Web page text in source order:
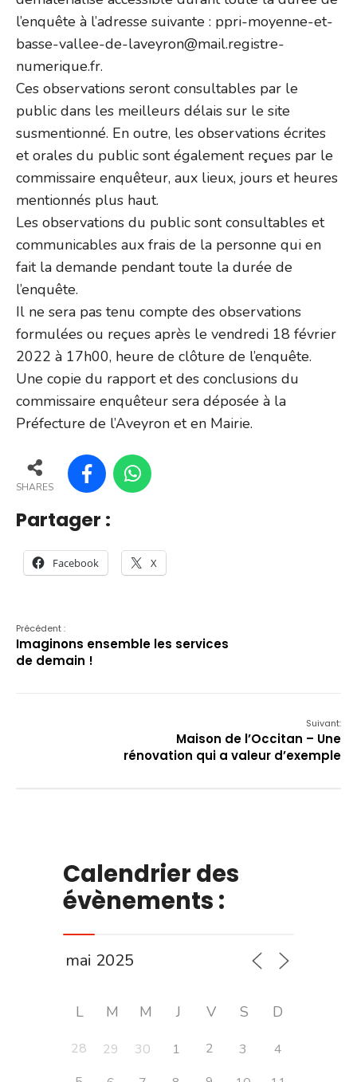
l’enquête à l’adresse suivante : ppri-moyenne-et-
basse-vallee-de-laveyron@mail.registre-
numerique.fr.
Ces observations seront consultables par le
public dans les meilleurs délais sur le site
susmentionné. En outre, les observations écrites
et orales du public sont également reçues par le
commissaire enquêteur, aux lieux, jours et heures
mentionnés plus haut.
Les observations du public sont consultables et
communicables aux frais de la personne qui en
fait la demande pendant toute la durée de
l’enquête.
Il ne sera pas tenu compte des observations
formulées ou reçues après le vendredi 18 février
2022 à 17h00, heure de clôture de l’enquête.
Une copie du rapport et des conclusions du
commissaire enquêteur sera déposée à la
Préfecture de l’Aveyron et en Mairie.
SHARES
Partager :
Facebook X
Précédent :
Imaginons ensemble les services
de demain !
Suivant:
Maison de l’Occitan – Une
rénovation qui a valeur d’exemple
Calendrier des
évènements :
L M M J V S D
28 29 30 1 2 3
4